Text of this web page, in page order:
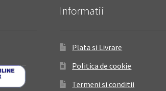
Informatii
Plata si Livrare
Politica de cookie
Termeni si conditii